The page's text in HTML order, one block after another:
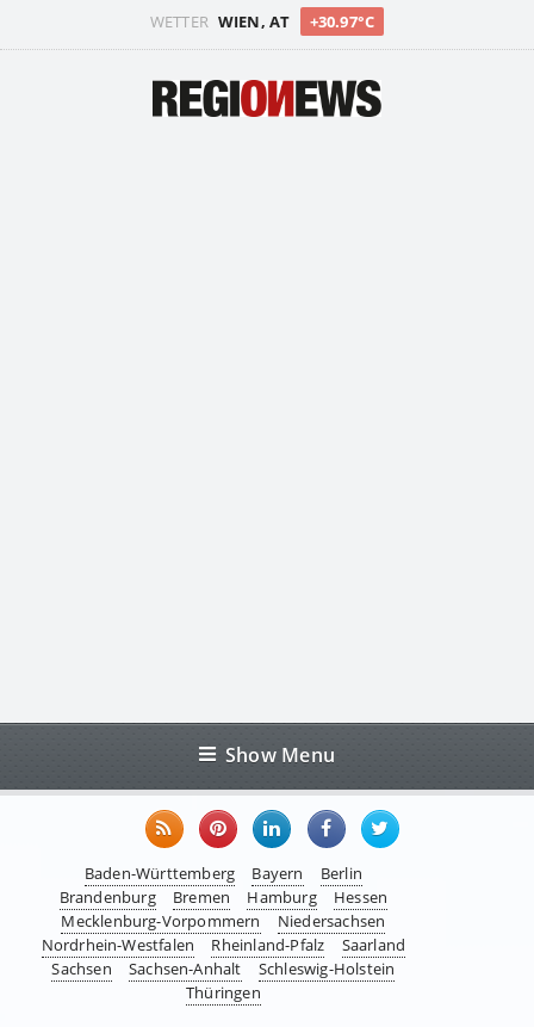
WETTER WIEN, AT +30.97°C
Show Menu
Baden-Württemberg Bayern
Berlin
Brandenburg
Bremen Hamburg
Hessen
Mecklenburg-Vorpommern
Niedersachsen
Nordrhein-Westfalen
Rheinland-Pfalz
Saarland
Sachsen
Sachsen-Anhalt
Schleswig-Holstein
Thüringen